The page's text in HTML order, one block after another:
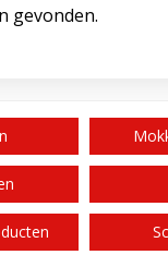
gevonden.